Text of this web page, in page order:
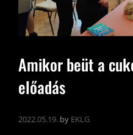
Amikor beüt a
előadás
2022.05.19. by EKLG